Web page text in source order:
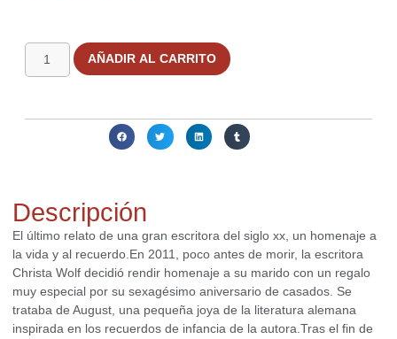
AÑADIR AL CARRITO
Descripción
El último relato de una gran escritora del siglo xx, un homenaje a
la vida y al recuerdo.En 2011, poco antes de morir, la escritora
Christa Wolf decidió rendir homenaje a su marido con un regalo
muy especial por su sexagésimo aniversario de casados. Se
trataba de August, una pequeña joya de la literatura alemana
inspirada en los recuerdos de infancia de la autora.Tras el fin de